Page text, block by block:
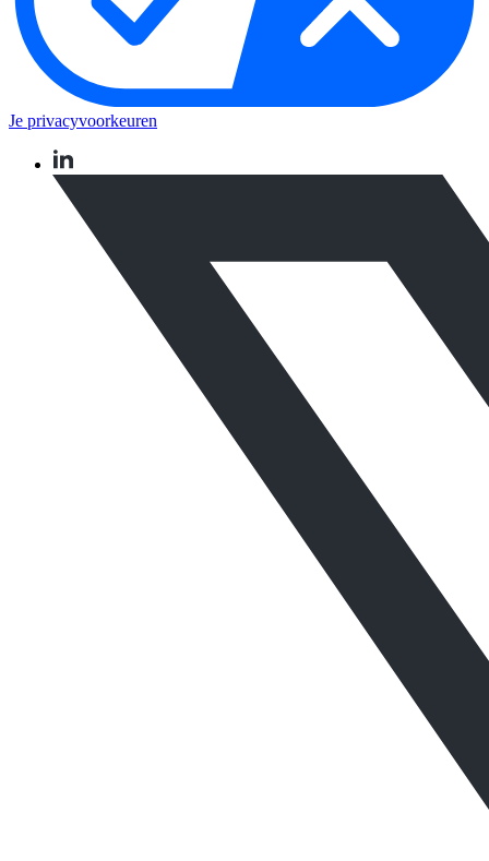
Je privacyvoorkeuren